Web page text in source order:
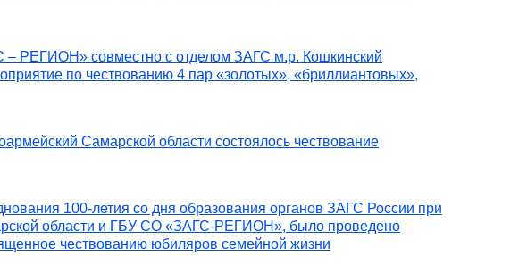
РЕГИОН» совместно с отделом ЗАГС м.р. Кошкинский
по чествованию 4 пар «золотых», «бриллиантовых»,
Самарской области состоялось чествование
100-летия со дня образования органов ЗАГС России при
области и ГБУ СО «ЗАГС-РЕГИОН», было проведено
чествованию юбиляров семейной жизни